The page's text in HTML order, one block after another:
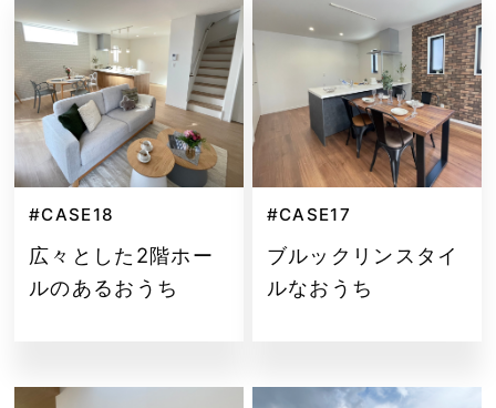
#CASE18
広々とした2階ホー
ルのあるおうち
#CASE17
ブルックリンスタイ
ルなおうち